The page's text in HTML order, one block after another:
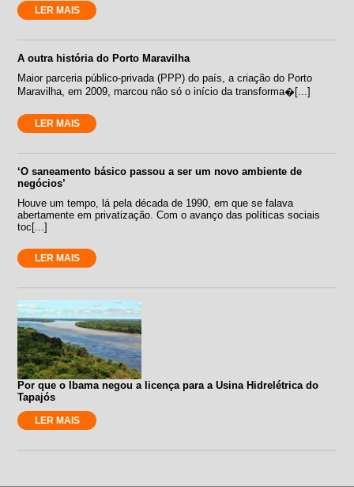
LER MAIS
A outra história do Porto Maravilha
Maior parceria público-privada (PPP) do país, a criação do Porto
Maravilha, em 2009, marcou não só o início da transforma�[...]
LER MAIS
‘O saneamento básico passou a ser um novo ambiente de
negócios’
Houve um tempo, lá pela década de 1990, em que se falava
abertamente em privatização. Com o avanço das políticas sociais
toc[...]
LER MAIS
Por que o Ibama negou a licença para a Usina Hidrelétrica do
Tapajós
LER MAIS